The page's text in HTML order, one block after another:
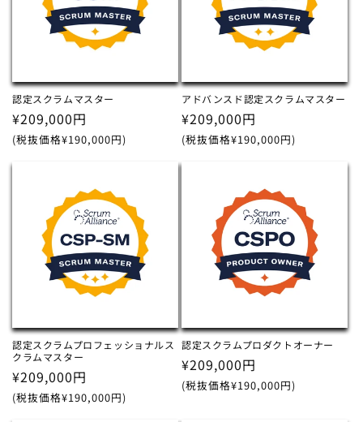
認定スクラムマスター
通
常
¥209,000円
(税抜価格¥190,000円)
アドバンスド認定スクラムマスター
通
常
¥209,000円
(税抜価格¥190,000円)
認定スクラムプロフェッショナルス
クラムマスター
通
常
¥209,000円
(税抜価格¥190,000円)
認定スクラムプロダクトオーナー
通
常
¥209,000円
(税抜価格¥190,000円)